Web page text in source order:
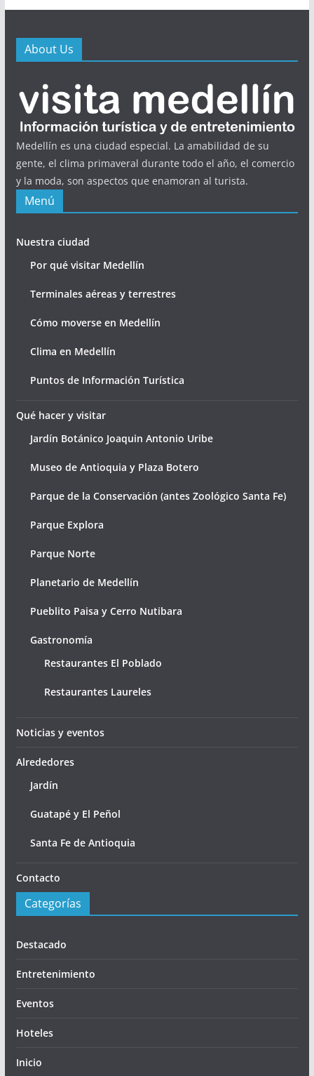
About Us
Medellín es una ciudad especial. La amabilidad de su
gente, el clima primaveral durante todo el año, el comercio
y la moda, son aspectos que enamoran al turista.
Menú
Nuestra ciudad
Por qué visitar Medellín
Terminales aéreas y terrestres
Cómo moverse en Medellín
Clima en Medellín
Puntos de Información Turística
Qué hacer y visitar
Jardín Botánico Joaquin Antonio Uribe
Museo de Antioquia y Plaza Botero
Parque de la Conservación (antes Zoológico Santa Fe)
Parque Explora
Parque Norte
Planetario de Medellín
Pueblito Paisa y Cerro Nutibara
Gastronomía
Restaurantes El Poblado
Restaurantes Laureles
Noticias y eventos
Alrededores
Jardín
Guatapé y El Peñol
Santa Fe de Antioquia
Contacto
Categorías
Destacado
Entretenimiento
Eventos
Hoteles
Inicio